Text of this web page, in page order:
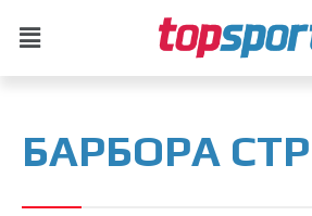
БАРБОРА